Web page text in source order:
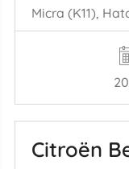
Micra (K11),
Citroën